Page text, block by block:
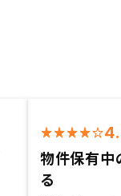
物件保有中
る